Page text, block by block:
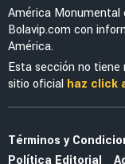
AMISTOSO
Un once de
Manchester